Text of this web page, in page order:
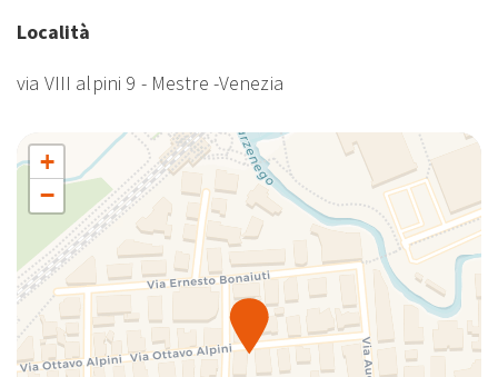
Località
via VIII alpini 9 - Mestre -Venezia
+
−